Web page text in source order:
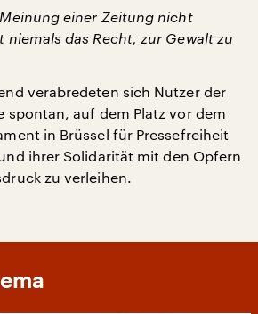
einer Zeitung nicht
das Recht, zur Gewalt zu
verabredeten sich Nutzer der
spontan, auf dem Platz vor dem
in Brüssel für Pressefreiheit
ihrer Solidarität mit den Opfern
zu verleihen.